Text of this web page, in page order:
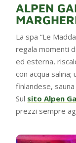
ALPEN
La spa “Le
regala momenti
ed esterna,
con acqua salina;
finlandese,
Sul sito Alpen
prezzi sempre